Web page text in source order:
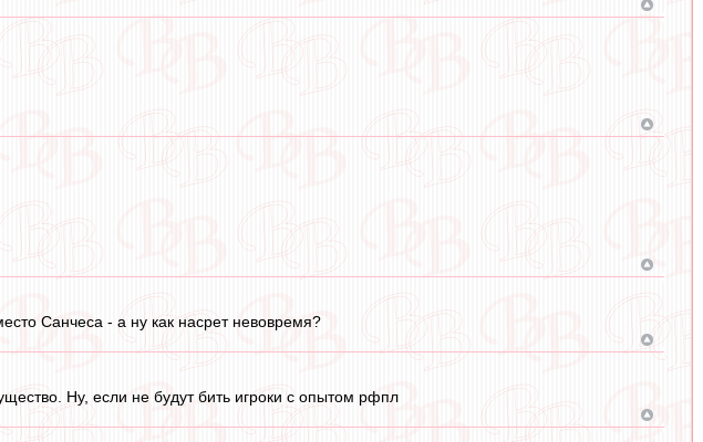
Санчеса - а ну как насрет невовремя?
Ну, если не будут бить игроки с опытом рфпл